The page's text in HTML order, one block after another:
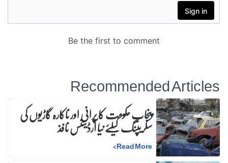
Recommended Articles
پنجاب حکومت کا پرانی اور ناکارہ گاڑیوں کی
سکریپنگ کیلئے نیا آرڈیننس نافذ
Read More
>